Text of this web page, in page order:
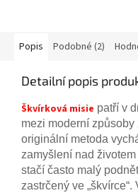
Popis Podobné (2)
Detailní popis
Škvírková misie patří v
mezi moderní
originální metoda
zamyšlení nad
stačí často malý
zastrčený ve